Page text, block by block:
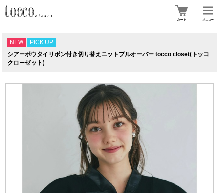
NEW
PICK UP
シアーボウタイリボン付き切り替えニットプルオーバー tocco closet(トッコ
クローゼット)